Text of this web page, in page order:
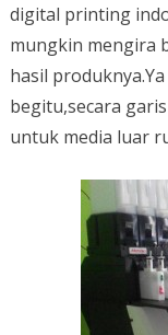
digital printing
mungkin mengira
hasil
begitu,secara
untuk media luar